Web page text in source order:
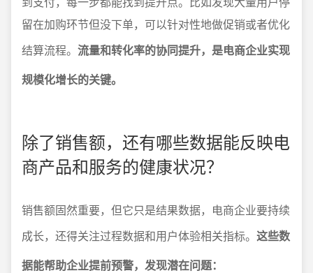
留在加购环节但没下单，可以针对性地做促销或者优化
结算流程。 流量和转化率的协同提升，是电商企业实现
规模化增长的关键。
除了销售额，还有哪些数据能反映电
商产品和服务的健康状况？
销售额固然重要，但它只是结果数据，电商企业要持续
成长，还得关注过程数据和用户体验相关指标。 这些数
据能帮助企业提前预警，发现潜在问题：